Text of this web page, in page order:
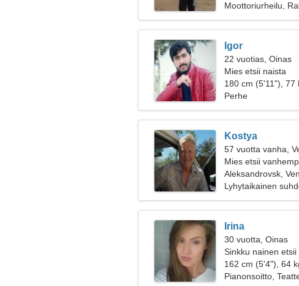
Moottoriurheilu,
Igor
22 vuotias, Oinas
Mies etsii naista
180 cm (5'11"), 77
Perhe
Kostya
57 vuotta vanha,
Mies etsii
Aleksandrovsk,
Lyhytaikainen
Irina
30 vuotta, Oinas
Sinkku nainen
162 cm (5'4"), 64
Pianonsoitto,